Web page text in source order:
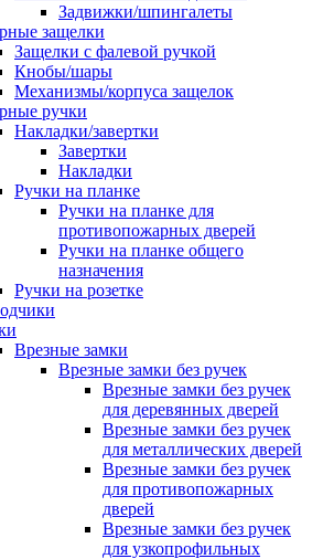
Задвижки/шпингалеты
защелки
Защелки с фалевой ручкой
Кнобы/шары
Механизмы/корпуса защелок
ручки
Накладки/завертки
Завертки
Накладки
Ручки на планке
Ручки на планке для
противопожарных дверей
Ручки на планке общего
назначения
Ручки на розетке
Врезные замки
Врезные замки без ручек
Врезные замки без ручек
для деревянных дверей
Врезные замки без ручек
для металлических дверей
Врезные замки без ручек
для противопожарных
дверей
Врезные замки без ручек
для узкопрофильных